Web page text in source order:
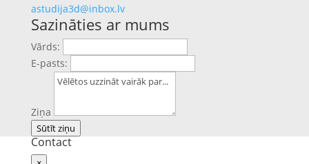
astudija3d@inbox.lv
Sazināties ar mums
Vārds:
E-pasts:
Ziņa
Sūtīt ziņu
Contact